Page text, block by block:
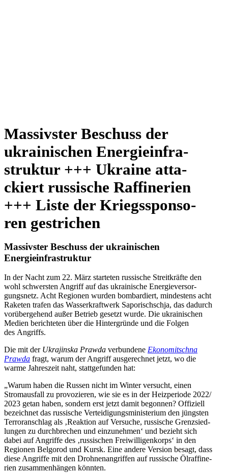
Mas­sivs­ter Beschuss der
ukrai­ni­schen Ener­gie­infra­
struk­tur +++ Ukraine atta­
ckiert rus­si­sche Raf­fi­ne­rien
+++ Liste der Kriegs­spon­so­
ren gestrichen
Mas­sivs­ter Beschuss der ukrai­ni­schen
Energieinfrastruktur
In der Nacht zum 22. März star­te­ten rus­si­sche Streit­kräfte den
wohl schwers­ten Angriff auf das ukrai­ni­sche Ener­gie­ver­sor­
gungs­netz. Acht Regio­nen wurden bom­bar­diert, min­des­tens acht
Raketen trafen das Was­ser­kraft­werk Sapo­rischschja, das dadurch
vor­über­ge­hend außer Betrieb gesetzt wurde. Die ukrai­ni­schen
Medien berich­te­ten über die Hin­ter­gründe und die Folgen
des Angriffs.
Die mit der Ukra­jinska Prawda ver­bun­dene Eko­no­mit­schna
Prawda fragt, warum der Angriff aus­ge­rech­net jetzt, wo die
warme Jah­res­zeit naht, statt­ge­fun­den hat:
„Warum haben die Russen nicht im Winter ver­sucht, einen
Strom­aus­fall zu pro­vo­zie­ren, wie sie es in der Heiz­pe­ri­ode 2022/​
2023 getan haben, sondern erst jetzt damit begon­nen? Offi­zi­ell
bezeich­net das rus­si­sche Ver­tei­di­gungs­mi­nis­te­rium den jüngs­ten
Ter­ror­an­schlag als ‚Reak­tion auf Ver­su­che, rus­si­sche Grenz­sied­
lun­gen zu durch­bre­chen und ein­zu­neh­men‘ und bezieht sich
dabei auf Angriffe des ‚rus­si­schen Frei­wil­li­gen­korps‘ in den
Regio­nen Bel­go­rod und Kursk. Eine andere Version besagt, dass
diese Angriffe mit den Droh­nen­an­grif­fen auf rus­si­sche Ölraf­fi­ne­
rien zusam­men­hän­gen könnten.